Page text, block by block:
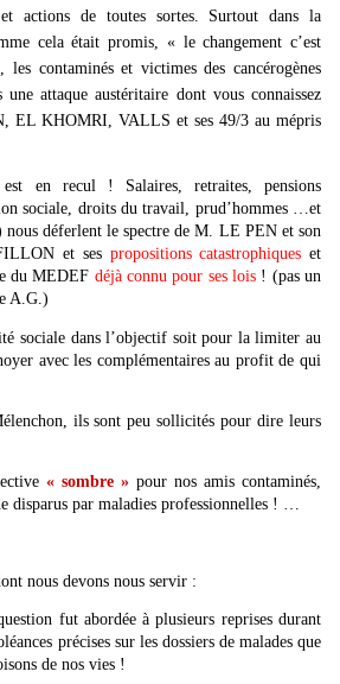
actions de toutes sortes. Surtout dans la
cela était promis, « le changement c’est
contaminés et victimes des cancérogènes
une attaque austéritaire dont vous connaissez
EL KHOMRI, VALLS et ses 49/3 au mépris
en recul ! Salaires, retraites, pensions
sociale, droits du travail, prud’hommes …et
nous déferlent le spectre de M. LE PEN et son
et ses propositions catastrophiques et
du MEDEF déjà connu pour ses lois ! (pas un
A.G.)
sociale dans l’objectif soit pour la limiter au
avec les complémentaires au profit de qui
ils sont peu sollicités pour dire leurs
« sombre » pour nos amis contaminés,
disparus par maladies professionnelles ! …
nous devons nous servir :
fut abordée à plusieurs reprises durant
précises sur les dossiers de malades que
de nos vies !